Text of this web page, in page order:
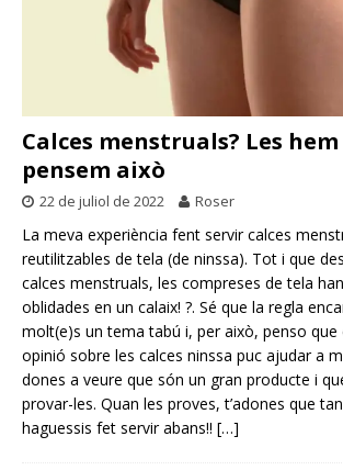
Calces menstruals? Les
pensem això
22 de juliol de 2022 Roser
La meva experiència fent servir calces
reutilitzables de tela (de ninssa). Tot i que
calces menstruals, les compreses de tela
oblidades en un calaix! ?. Sé que la regla
molt(e)s un tema tabú i, per això, penso que
opinió sobre les calces ninssa puc ajudar a
dones a veure que són un gran producte i
provar-les. Quan les proves, t’adones que
haguessis fet servir abans!! […]